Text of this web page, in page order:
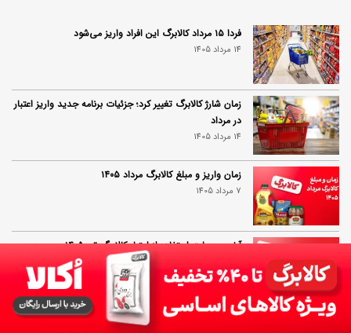
فردا ۱۵ مرداد کالابرگ این افراد واریز می‌شود
14 مرداد 1405
زمان شارژ کالابرگ تغییر کرد؛ جزئیات برنامه جدید واریز اعتبار
در مرداد
14 مرداد 1405
زمان واریز و مبلغ کالابرگ مرداد ۱۴۰۵
7 مرداد 1405
آخرین مهلت استفاده از اعتبار کالابرگ تیر ۱۴۰۵
مرحله جدید کالابرگ آغاز شد؛ جزئیات برنامه جدید دولت